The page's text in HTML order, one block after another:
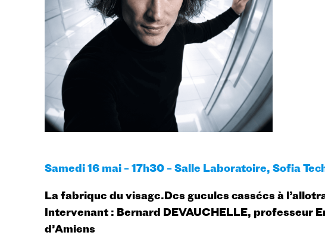
Samedi 16 mai – 17h30 – Salle Laboratoire, Sofia
La fabrique du visage.Des gueules cassées à
Intervenant : Bernard DEVAUCHELLE, professeur
d’Amiens